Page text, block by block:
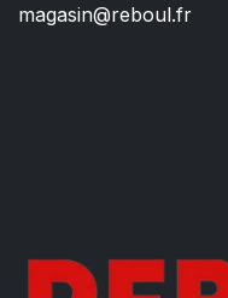
magasin@reboul.fr